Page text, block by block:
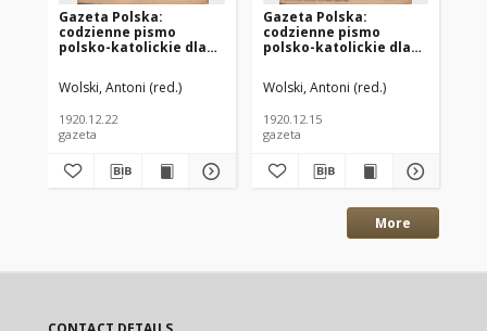
Gazeta Polska:
codzienne pismo
polsko-katolickie dla
1920.12.22 R.24 Nr294
Wolski, Antoni (red.)
1920.12.22
gazeta
Gazeta Polska:
codzienne pismo
polsko-katolickie dla
1920.12.15 R.24 Nr288
Wolski, Antoni (red.)
1920.12.15
gazeta
More